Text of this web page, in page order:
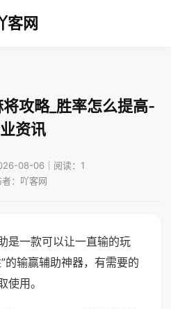
客网
攻略_胜率怎么提高-
资讯
08-06｜阅读：1
者：吖客网
是一款可以让一直输的玩
的输赢辅助神器，有需要的
使用。